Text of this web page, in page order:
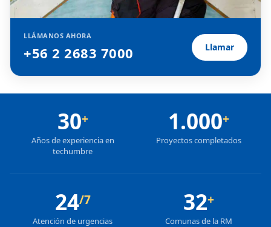
LLÁMANOS AHORA
+56 2 2683 7000 Llamar
30+
Años de experiencia en
techumbre
1.000+
Proyectos completados
24/7
Atención de urgencias
32+
Comunas de la RM